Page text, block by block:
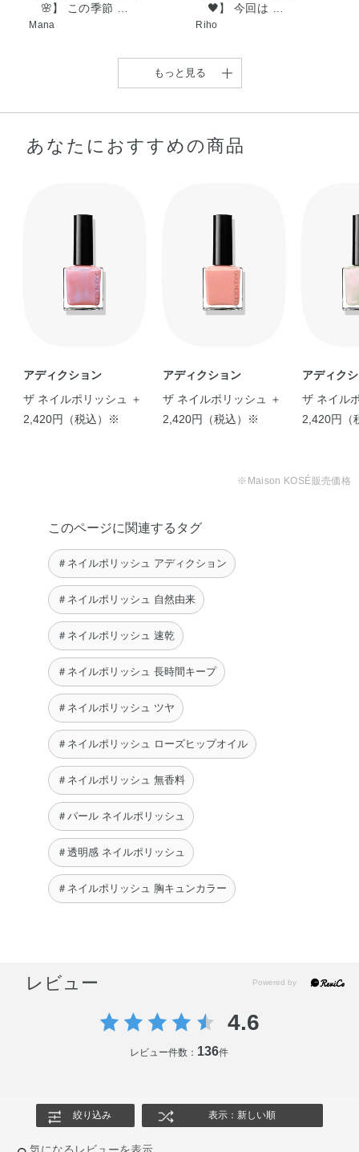
🌸】 この季節 …
Mana
🖤】 今回は …
Riho
【大人可愛い♡秋のミュ
ートカラーネイル】 …
【ピンクベージュで手元
綺麗に♡】 AD …
Mana
フィス向けシンプル …
《春色カラーのおすすめ
ネイル♡》 今回 …
【40代スタッフがおすす
め 手がキレイに …
Mana taetae
【月明かりのような煌め
く輝き✨私のオスス …
速乾、カラー持ち抜群ネ
イル💅 今回は …
shiho
【アディクション ザ
【気分あがる！モカネイ
ル〜速乾&ツヤポリ …
もっと見る
あなたにおすすめの商品
アディクション
ザ ネイルポリッシュ ＋
2,420円（税込）※
アディクション
ザ ネイルポリッシュ ＋
2,420円（税込）※
アディク
ザ ネイル
2,420円（
※Maison KOSÉ販売価格
このページに関連するタグ
＃ネイルポリッシュ アディクション
＃ネイルポリッシュ 自然由来
＃ネイルポリッシュ 速乾
＃ネイルポリッシュ 長時間キープ
＃ネイルポリッシュ ツヤ
＃ネイルポリッシュ ローズヒップオイル
＃ネイルポリッシュ 無香料
＃パール ネイルポリッシュ
＃透明感 ネイルポリッシュ
＃ネイルポリッシュ 胸キュンカラー
レビュー
4.6
レビュー件数： 136件
絞り込み 表示：新しい順